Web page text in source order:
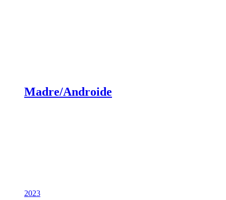
Madre/Androide
2023